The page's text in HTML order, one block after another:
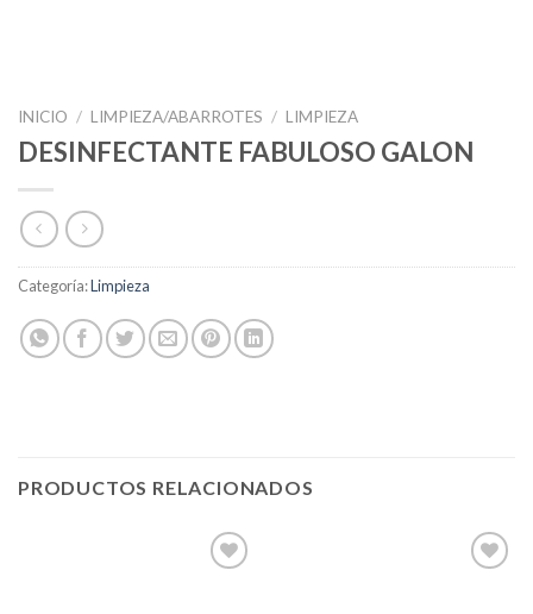
INICIO / LIMPIEZA/ABARROTES / LIMPIEZA
DESINFECTANTE FABULOSO GALON
Categoría:Limpieza
PRODUCTOS RELACIONADOS